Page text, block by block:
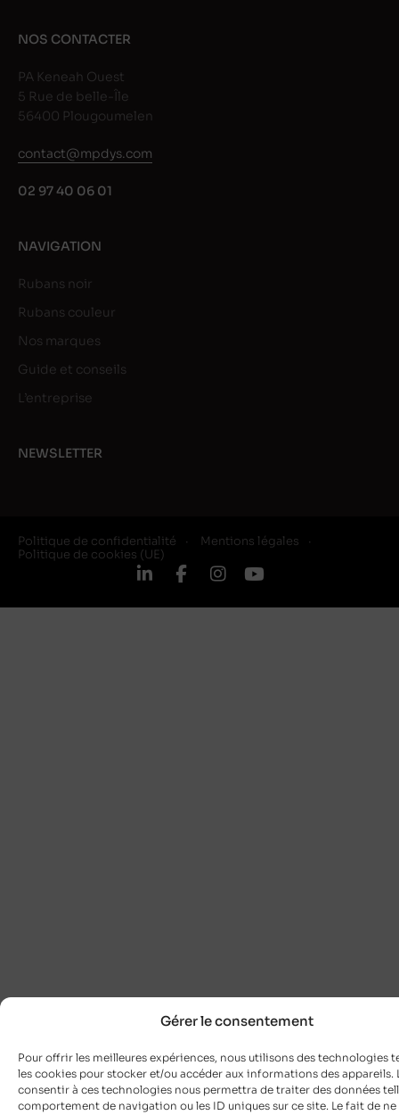
Gérer le consentement
Pour offrir les meilleures expériences, nous utilisons des technologies
les cookies pour stocker et/ou accéder aux informations des appareils.
consentir à ces technologies nous permettra de traiter des données
comportement de navigation ou les ID uniques sur ce site. Le fait de ne
NOS CONTACTER
PA Keneah Ouest
5 Rue de belle-Île
56400 Plougoumelen
contact@mpdys.com
02 97 40 06 01
NAVIGATION
Rubans noir
Rubans couleur
Nos marques
Guide et conseils
L’entreprise
NEWSLETTER
Politique de confidentialité
Mentions légales
Politique de cookies (UE)